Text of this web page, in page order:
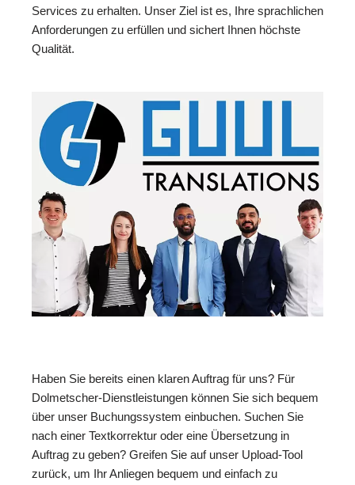
Services zu erhalten. Unser Ziel ist es, Ihre sprachlichen
Anforderungen zu erfüllen und sichert Ihnen höchste
Qualität.
Haben Sie bereits einen klaren Auftrag für uns? Für
Dolmetscher-Dienstleistungen können Sie sich bequem
über unser Buchungssystem einbuchen. Suchen Sie
nach einer Textkorrektur oder eine Übersetzung in
Auftrag zu geben? Greifen Sie auf unser Upload-Tool
zurück, um Ihr Anliegen bequem und einfach zu